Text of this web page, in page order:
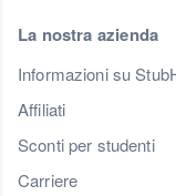
La nostra azienda
Informazioni su
Affiliati
Sconti per studenti
Carriere